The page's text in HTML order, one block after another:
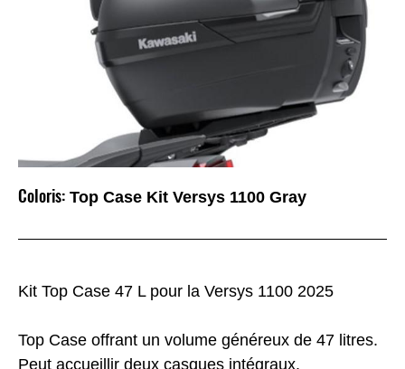
Kit Top Case 47 L pour la Versys 1100 2025
Top Case offrant un volume généreux de 47 litres.
Peut accueillir deux casques intégraux.
Coloris: Top Case Kit Versys 1100 Gray